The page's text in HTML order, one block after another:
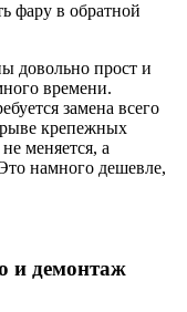
фару в обратной
довольно прост и
времени.
замена всего
крепежных
меняется, а
намного дешевле,
и демонтаж